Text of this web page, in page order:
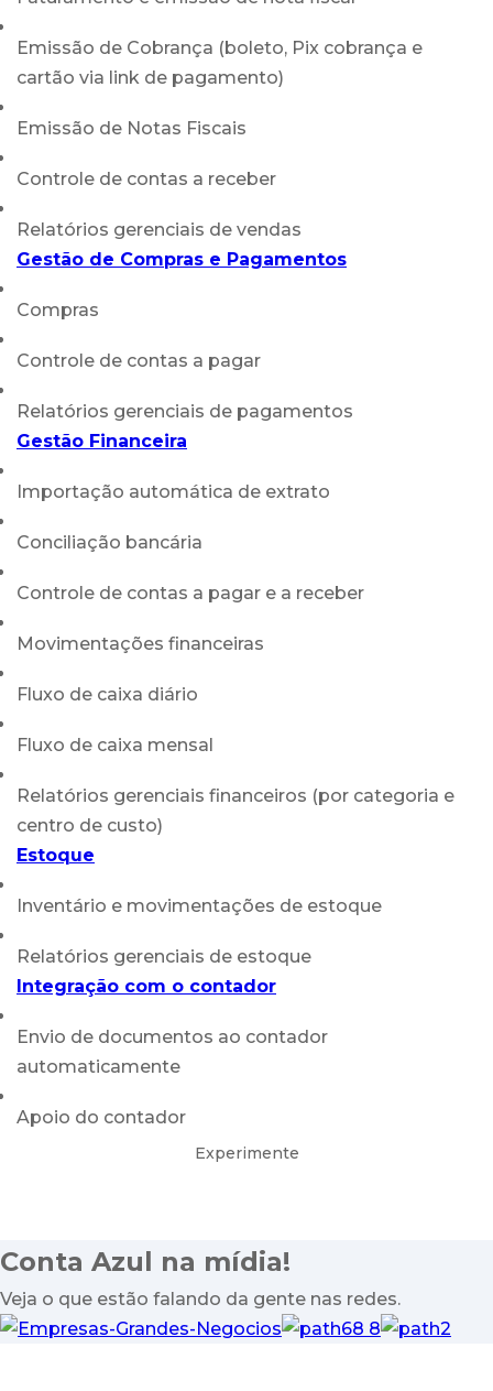
Emissão de Cobrança (boleto, Pix cobrança e
cartão via link de pagamento)
Emissão de Notas Fiscais
Controle de contas a receber
Relatórios gerenciais de vendas
Gestão de Compras e Pagamentos
Compras
Controle de contas a pagar
Relatórios gerenciais de pagamentos
Gestão Financeira
Importação automática de extrato
Conciliação bancária
Controle de contas a pagar e a receber
Movimentações financeiras
Fluxo de caixa diário
Fluxo de caixa mensal
Relatórios gerenciais financeiros (por categoria e
centro de custo)
Estoque
Inventário e movimentações de estoque
Relatórios gerenciais de estoque
Integração com o contador
Envio de documentos ao contador
automaticamente
Apoio do contador
Experimente
Conta Azul na mídia!
Veja o que estão falando da gente nas redes.